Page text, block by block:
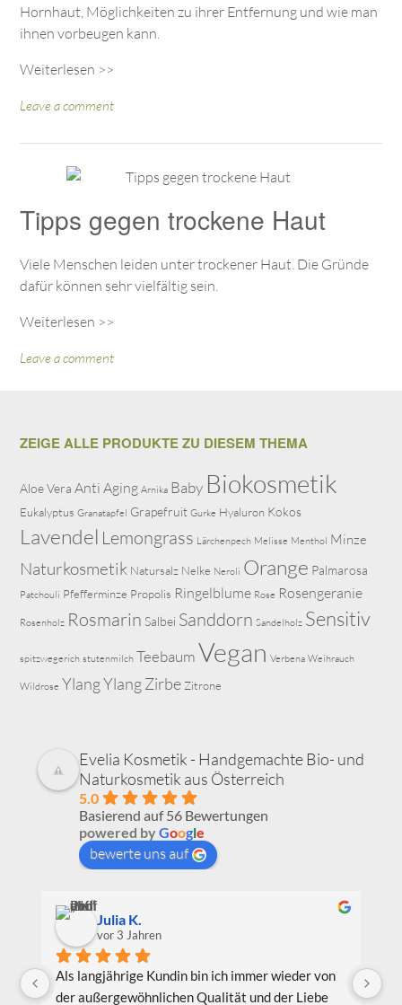
Hornhaut, Möglichkeiten zu ihrer Entfernung und wie man
ihnen vorbeugen kann.
Weiterlesen >>
Leave a comment
Tipps gegen trockene Haut
Viele Menschen leiden unter trockener Haut. Die Gründe
dafür können sehr vielfältig sein.
Weiterlesen >>
Leave a comment
ZEIGE ALLE PRODUKTE ZU DIESEM THEMA
Aloe Vera Anti Aging Arnika Baby Biokosmetik
Eukalyptus Granatapfel Grapefruit Gurke Hyaluron Kokos
Lavendel Lemongrass Lärchenpech Melisse Menthol Minze
Naturkosmetik Natursalz Nelke Neroli Orange Palmarosa
Patchouli Pfefferminze Propolis Ringelblume Rose Rosengeranie
Rosenholz Rosmarin Salbei Sanddorn Sandelholz Sensitiv
spitzwegerich stutenmilch TeebaumVegan Verbena Weihrauch
Wildrose Ylang YlangZirbe Zitrone
Evelia Kosmetik - Handgemachte Bio- und
Naturkosmetik aus Österreich
5.0
Basierend auf 56 Bewertungen
powered byGoogle
bewerte uns auf
Julia K.
vor 3 Jahren
Als langjährige Kundin bin ich immer wieder von
der außergewöhnlichen Qualität und der Liebe